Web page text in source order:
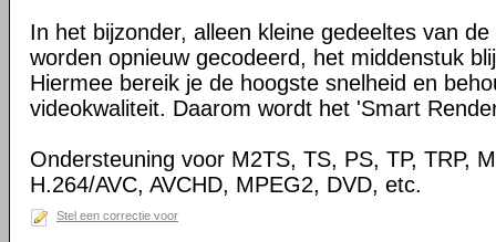
In het bijzonder, alleen kleine gedeeltes van
worden opnieuw gecodeerd, het middenstuk
Hiermee bereik je de hoogste snelheid en
videokwaliteit. Daarom wordt het 'Smart
Ondersteuning voor M2TS, TS, PS, TP, TRP,
H.264/AVC, AVCHD, MPEG2, DVD, etc.
Stel een correctie voor